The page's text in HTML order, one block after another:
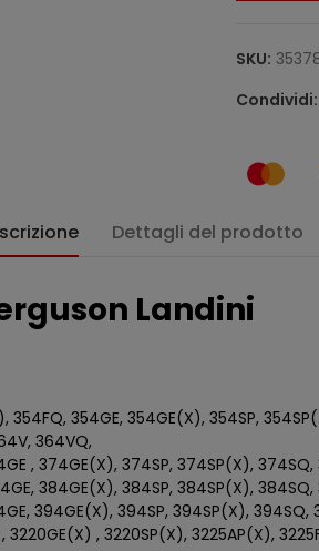
SKU:
Dettagli del prodotto
Landini
354FQ, 354GE, 354GE(X), 354SP,
364VQ,
, 374GE(X), 374SP, 374SP(X),
384GE(X), 384SP, 384SP(X),
394GE(X), 394SP, 394SP(X), 394SQ,
3220GE(X) , 3220SP(X), 3225AP(X),